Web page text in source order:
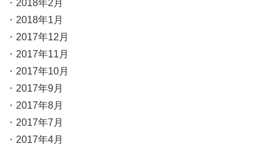
2018年2月
2018年1月
2017年12月
2017年11月
2017年10月
2017年9月
2017年8月
2017年7月
2017年4月